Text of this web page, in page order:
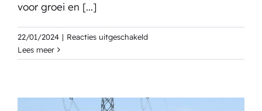
voor groei en [...]
22/01/2024 | Reacties uitgeschakeldvoor
er
er
Lees meer